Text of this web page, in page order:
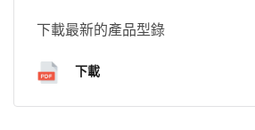
下載最新的產品型錄
下載